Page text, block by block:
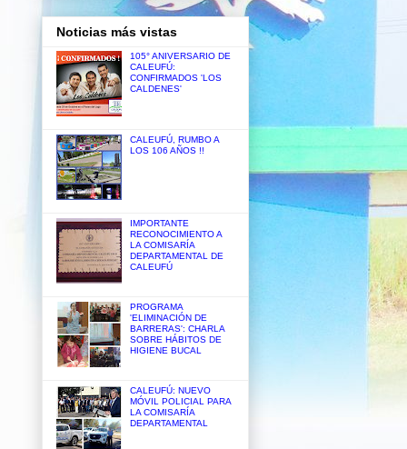
Noticias más vistas
105° ANIVERSARIO DE
CALEUFÚ:
CONFIRMADOS 'LOS
CALDENES'
CALEUFÚ, RUMBO A
LOS 106 AÑOS !!
IMPORTANTE
RECONOCIMIENTO A
LA COMISARÍA
DEPARTAMENTAL DE
CALEUFÚ
PROGRAMA
'ELIMINACIÓN DE
BARRERAS': CHARLA
SOBRE HÁBITOS DE
HIGIENE BUCAL
CALEUFÚ: NUEVO
MÓVIL POLICIAL PARA
LA COMISARÍA
DEPARTAMENTAL